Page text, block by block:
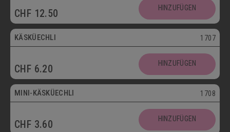
CHF 12.50 HINZUFÜGEN
Vegetarisch
KÄSKÜECHLI 1707
CHF 6.20 HINZUFÜGEN
Vegetarisch
MINI-KÄSKÜECHLI 1708
CHF 3.60 HINZUFÜGEN
bis 30.09.